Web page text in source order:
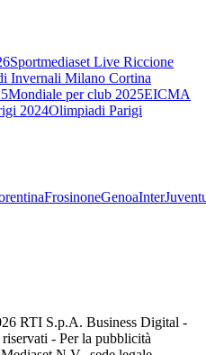
Sportmediaset Live Riccione
Invernali Milano Cortina
Mondiale per club 2025EICMA
2024Olimpiadi Parigi
FrosinoneGenoaInter
RTI S.p.A. Business Digital -
- Per la pubblicità